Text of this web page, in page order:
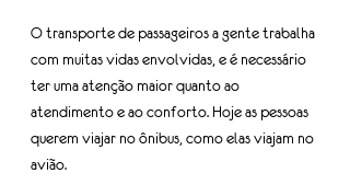
O transporte de passageiros a gente trabalha
com muitas vidas envolvidas, e é necessário
ter uma atenção maior quanto ao
atendimento e ao conforto. Hoje as pessoas
querem viajar no ônibus, como elas viajam no
avião.